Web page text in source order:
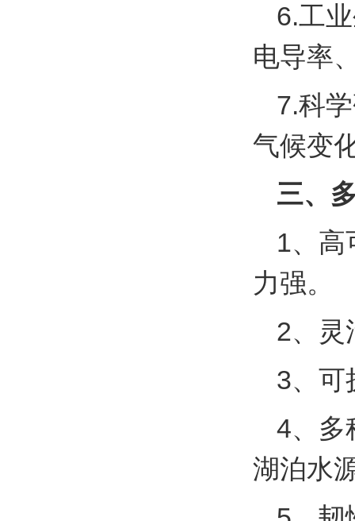
6.工
电导率
7.科
气候变
三、
1、高
力强。
2、灵
3、可
4、多
湖泊水